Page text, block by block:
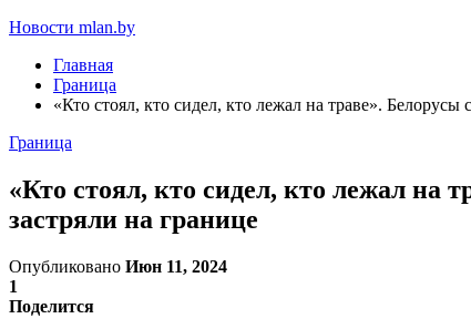
Новости mlan.by
Главная
Граница
«Кто стоял, кто сидел, кто лежал на траве».
Граница
«Кто стоял, кто сидел, кто лежал на
застряли на границе
Опубликовано Июн 11, 2024
1
Поделится